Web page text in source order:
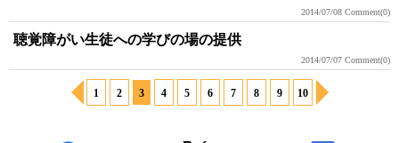
2014/07/08 Comment(0)
聴覚障がい生徒への学びの場の提供
2014/07/07 Comment(0)
1 2 3 4 5 6 7 8 9 10